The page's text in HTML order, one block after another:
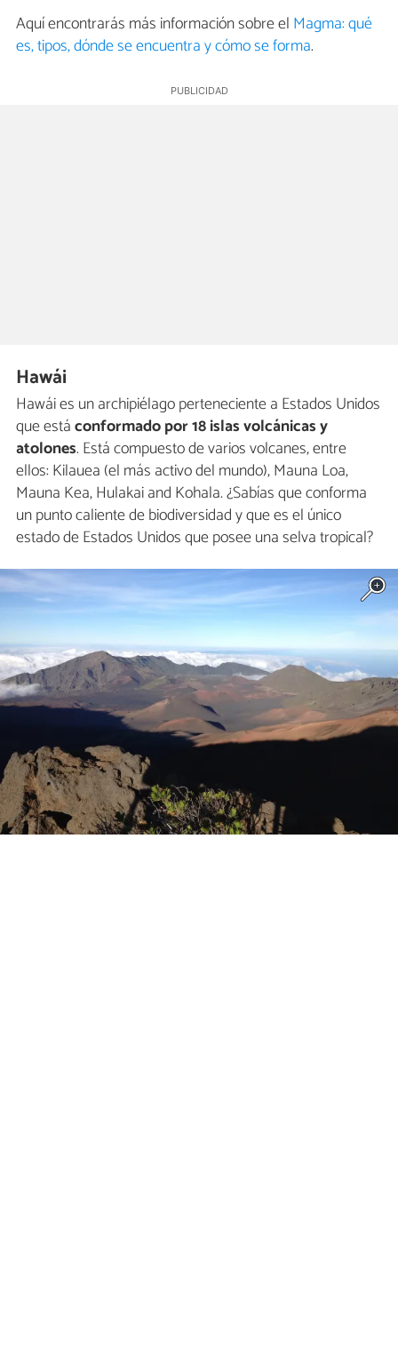
Aquí encontrarás más información sobre el Magma: qué
es, tipos, dónde se encuentra y cómo se forma.
Hawái
Hawái es un archipiélago perteneciente a Estados Unidos
que estáconformado por 18 islas volcánicas y
atolones. Está compuesto de varios volcanes, entre
ellos: Kilauea (el más activo del mundo), Mauna Loa,
Mauna Kea, Hulakai and Kohala. ¿Sabías que conforma
un punto caliente de biodiversidad y que es el único
estado de Estados Unidos que posee una selva tropical?